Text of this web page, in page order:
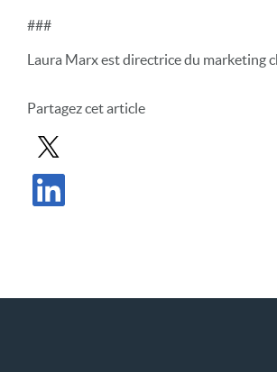
###
Laura Marx est directrice du marketing
Partagez cet article
Partager le message dans X